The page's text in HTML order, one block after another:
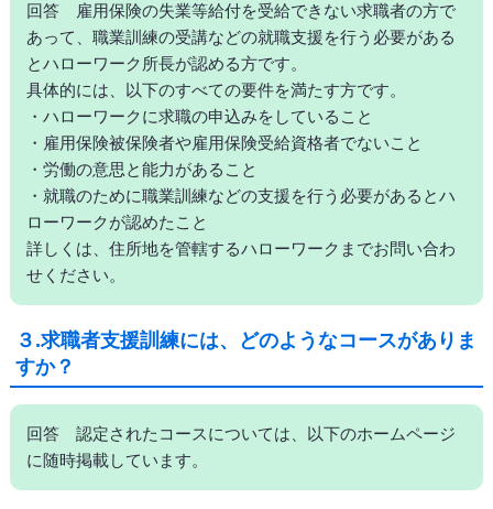
回答 雇用保険の失業等給付を受給できない求職者の方で
あって、職業訓練の受講などの就職支援を行う必要がある
とハローワーク所長が認める方です。
具体的には、以下のすべての要件を満たす方です。
・ハローワークに求職の申込みをしていること
・雇用保険被保険者や雇用保険受給資格者でないこと
・労働の意思と能力があること
・就職のために職業訓練などの支援を行う必要があるとハ
ローワークが認めたこと
詳しくは、住所地を管轄するハローワークまでお問い合わ
せください。
３.求職者支援訓練には、どのようなコースがありま
すか？
回答 認定されたコースについては、以下のホームページ
に随時掲載しています。